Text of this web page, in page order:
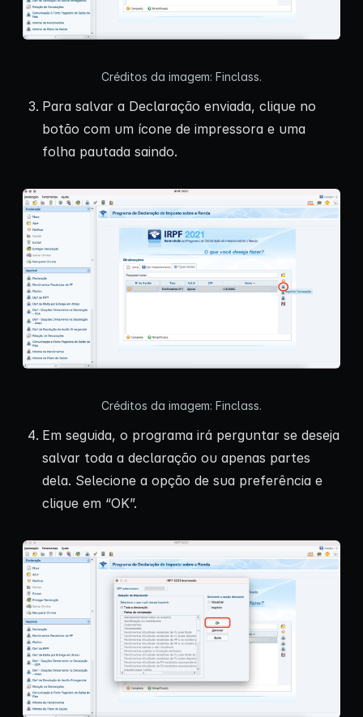
Créditos da imagem: Finclass.
Para salvar a Declaração enviada, clique no
botão com um ícone de impressora e uma
folha pautada saindo.
Créditos da imagem: Finclass.
Em seguida, o programa irá perguntar se deseja
salvar toda a declaração ou apenas partes
dela. Selecione a opção de sua preferência e
clique em “OK”.